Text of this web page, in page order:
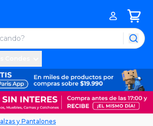
y Pantalones